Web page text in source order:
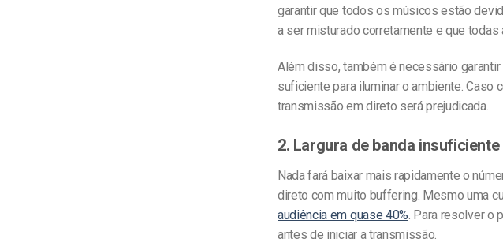
garantir que todos os músicos estão
a ser misturado corretamente e que
Além disso, também é necessário garantir
suficiente para iluminar o ambiente. Caso
transmissão em direto será prejudicada.
2. Largura de banda insuficiente
Nada fará baixar mais rapidamente o
direto com muito buffering. Mesmo uma
audiência em quase 40% Para resolver o
antes de iniciar a transmissão.